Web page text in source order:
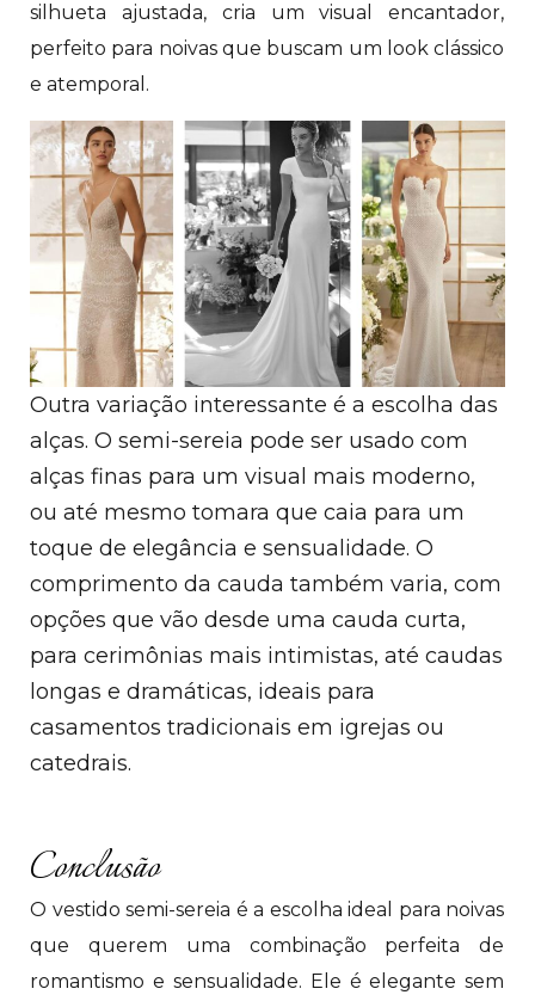
silhueta ajustada, cria um visual encantador,
perfeito para noivas que buscam um look clássico
e atemporal.
Outra variação interessante é a escolha das
alças. O semi-sereia pode ser usado com
alças finas para um visual mais moderno,
ou até mesmo tomara que caia para um
toque de elegância e sensualidade. O
comprimento da cauda também varia, com
opções que vão desde uma cauda curta,
para cerimônias mais intimistas, até caudas
longas e dramáticas, ideais para
casamentos tradicionais em igrejas ou
catedrais.
Conclusão
O vestido semi-sereia é a escolha ideal para noivas
que querem uma combinação perfeita de
romantismo e sensualidade. Ele é elegante sem